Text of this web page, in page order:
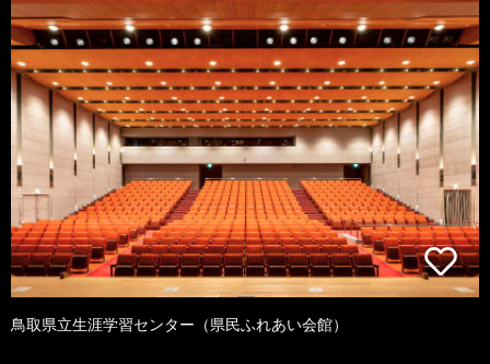
鳥取県立生涯学習センター（県民ふれあい会館）